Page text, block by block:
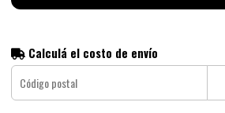
Calculá el costo de envío